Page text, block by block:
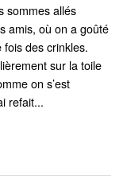
sommes allés
amis, où on a goûté
des crinkles.
sur la toile
on s’est
refait...